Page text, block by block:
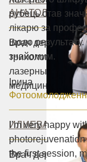
АНАТОЛЬЕВНА
Врач
трихолог,
лазерных
медицины.
ИЛИЕВА АННА
Врач
рубець став
лікарю за
щодо
знайомим.
Ірина
I’m very happy
the first session,